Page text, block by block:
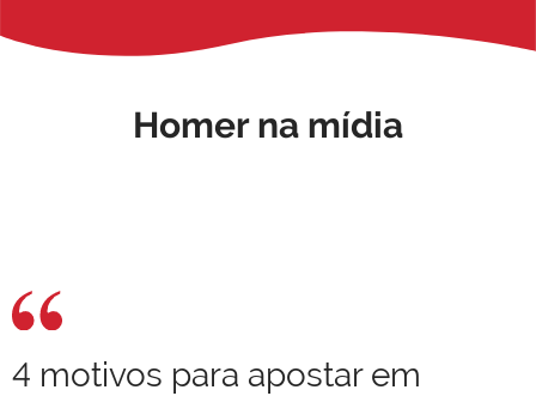
Homer na mídia
4 motivos para apostar em